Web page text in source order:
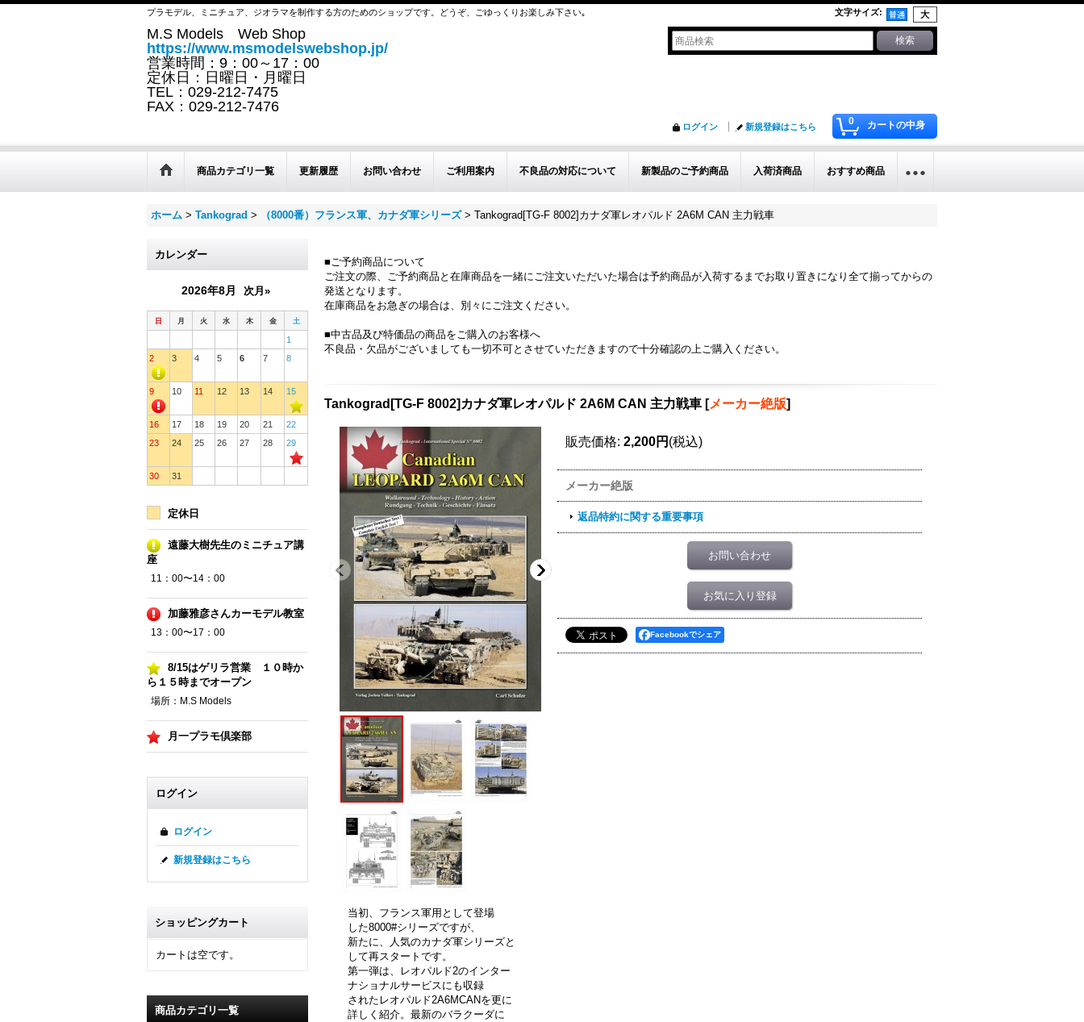
プラモデル、ミニチュア、ジオラマを制作する方のためのショップです。どうぞ、ごゆっくりお楽しみ下さい｡ 文字サイズ:
M.S Models Web Shop
https://www.msmodelswebshop.jp/
営業時間：9：00～17：00
定休日：日曜日・月曜日
TEL：029-212-7475
FAX：029-212-7476
0 カートの中身
ログイン 新規登録はこちら
商品カテゴリ一覧 更新履歴 お問い合わせ ご利用案内 不良品の対応について 新製品のご予約商品 入荷済商品 おすすめ商品
ホーム > Tankograd > （8000番）フランス軍、カナダ軍シリーズ > Tankograd[TG-F 8002]カナダ軍レオパルド 2A6M CAN 主力戦車
カレンダー
2026年8月 次月»
日 月 火 水 木 金 土
1
2
3 4 5 6 7 8
9 10 11 12 13 14 15
16 17 18 19 20 21
22
23
24 25 26 27 28 29
30 31
定休日
遠藤大樹先生のミニチュア講
座
11：00〜14：00
加藤雅彦さんカーモデル教室
13：00〜17：00
8/15はゲリラ営業 １０時か
ら１５時までオープン
場所：M.S Models
月一プラモ倶楽部
ログイン
ログイン
新規登録はこちら
ショッピングカート
カートは空です。
商品カテゴリ一覧
■ご予約商品について
ご注文の際、ご予約商品と在庫商品を一緒にご注文いただいた場合は予約商品が入荷するまでお取り置きになり全て揃ってからの
発送となります。
在庫商品をお急ぎの場合は、別々にご注文ください。
■中古品及び特価品の商品をご購入のお客様へ
不良品・欠品がございましても一切不可とさせていただきますので十分確認の上ご購入ください。
Tankograd[TG-F 8002]カナダ軍レオパルド 2A6M CAN 主力戦車 [メーカー絶版]
販売価格: 2,200円 (税込)
メーカー絶版
返品特約に関する重要事項
お問い合わせ
お気に入り登録
Facebookでシェア
当初、フランス軍用として登場
した8000#シリーズですが、
新たに、人気のカナダ軍シリーズと
して再スタートです。
第一弾は、レオパルド2のインター
ナショナルサービスにも収録
されたレオパルド2A6MCANを更に
詳しく紹介。最新のバラクーダに